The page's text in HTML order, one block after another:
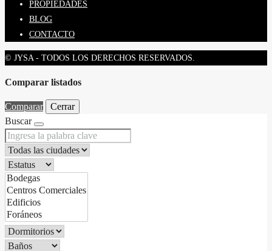
PROPIEDADES
BLOG
CONTACTO
© JYSA - TODOS LOS DERECHOS RESERVADOS.
Comparar listados
Comparar
Cerrar
Buscar